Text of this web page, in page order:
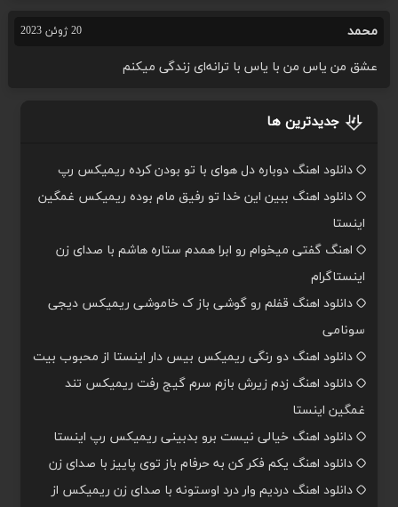
محمد 20 ژوئن 2023
عشق من یاس من با یاس با ترانه‌ای زندگی میکنم
جدیدترین ها
دانلود اهنگ دوباره دل هوای با تو بودن کرده ریمیکس رپ
دانلود اهنگ ببین این خدا تو رفیق مام بوده ریمیکس غمگین
اینستا
اهنگ گفتی میخوام رو ابرا همدم ستاره هاشم با صدای زن
اینستاگرام
دانلود اهنگ قفلم رو گوشی باز ک خاموشی ریمیکس دیجی
سونامی
دانلود اهنگ دو رنگی ریمیکس بیس دار اینستا از محبوب بیت
دانلود اهنگ زدم زیرش بازم سرم گیج رفت ریمیکس تند
غمگین اینستا
دانلود اهنگ خیالی نیست برو بدبینی ریمیکس رپ اینستا
دانلود اهنگ یکم فکر کن به حرفام باز توی پاییز با صدای زن
دانلود اهنگ دردیم وار درد اوستونه با صدای زن ریمیکس از